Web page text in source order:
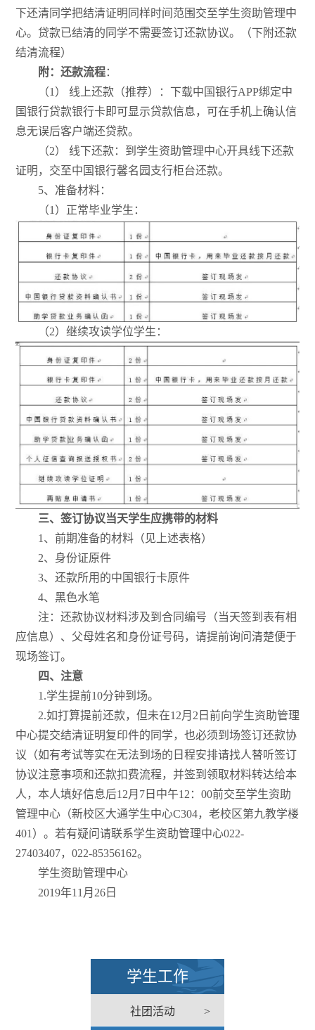
下还清同学把结清证明同样时间范围交至学生资助管理中
心。贷款已结清的同学不需要签订还款协议。（下附还款
结清流程）
附：还款流程：
（1） 线上还款（推荐）：下载中国银行APP绑定中
国银行贷款银行卡即可显示贷款信息，可在手机上确认信
息无误后客户端还贷款。
（2） 线下还款：到学生资助管理中心开具线下还款
证明，交至中国银行馨名园支行柜台还款。
5、准备材料：
（1）正常毕业学生：
（2）继续攻读学位学生：
三、签订协议当天学生应携带的材料
1、前期准备的材料（见上述表格）
2、身份证原件
3、还款所用的中国银行卡原件
4、黑色水笔
注：还款协议材料涉及到合同编号（当天签到表有相
应信息）、父母姓名和身份证号码，请提前询问清楚便于
现场签订。
四、注意
1.学生提前10分钟到场。
2.如打算提前还款，但未在12月2日前向学生资助管理
中心提交结清证明复印件的同学，也必须到场签订还款协
议（如有考试等实在无法到场的日程安排请找人替听签订
协议注意事项和还款扣费流程，并签到领取材料转达给本
人，本人填好信息后12月7日中午12：00前交至学生资助
管理中心（新校区大通学生中心C304，老校区第九教学楼
401）。若有疑问请联系学生资助管理中心022-
27403407，022-85356162。
学生资助管理中心
2019年11月26日
学生工作
社团活动 >